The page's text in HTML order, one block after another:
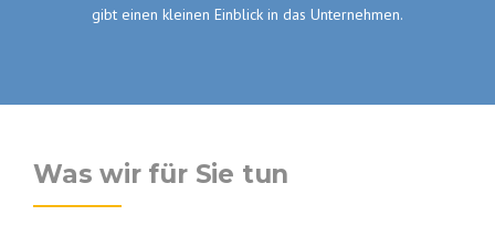
gibt einen kleinen Einblick in das Unternehmen.
Was wir für Sie tun